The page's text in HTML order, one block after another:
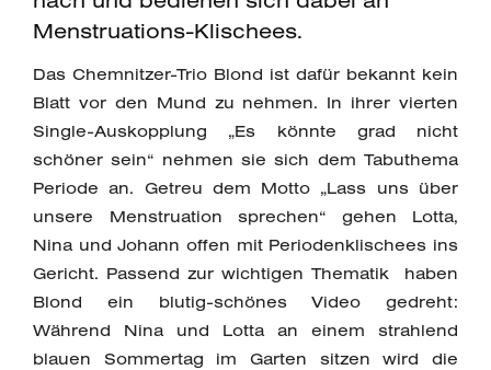
Menstruations-Klischees.
Das Chemnitzer-Trio Blond ist dafür bekannt kein
Blatt vor den Mund zu nehmen. In ihrer vierten
Single-Auskopplung „Es könnte grad nicht
schöner sein“ nehmen sie sich dem Tabuthema
Periode an. Getreu dem Motto „Lass uns über
unsere Menstruation sprechen“ gehen Lotta,
Nina und Johann offen mit Periodenklischees ins
Gericht. Passend zur wichtigen Thematik haben
Blond ein blutig-schönes Video gedreht:
Während Nina und Lotta an einem strahlend
blauen Sommertag im Garten sitzen wird die